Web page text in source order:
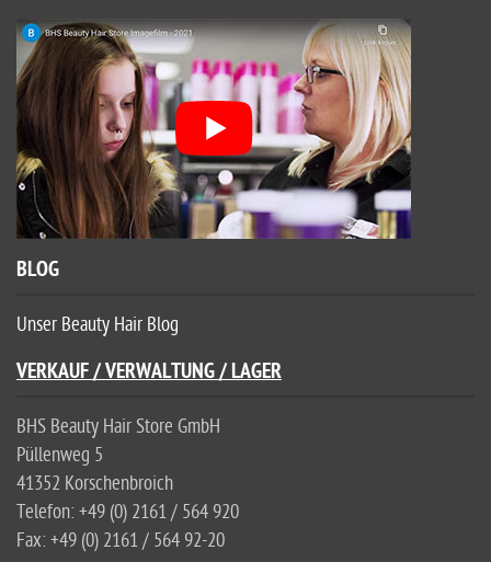
BLOG
Unser Beauty Hair Blog
VERKAUF / VERWALTUNG / LAGER
BHS Beauty Hair Store GmbH
Püllenweg 5
41352 Korschenbroich
Telefon: +49 (0) 2161 / 564 920
Fax: +49 (0) 2161 / 564 92-20